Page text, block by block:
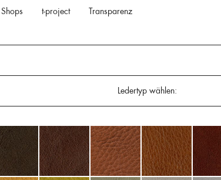
Shops t-project Transparenz
Ledertyp wählen: